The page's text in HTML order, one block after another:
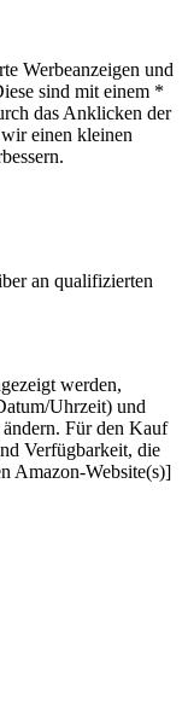
Werbeanzeigen und
sind mit einem *
das Anklicken der
einen kleinen
an qualifizierten
werden,
Uhrzeit) und
Für den Kauf
Verfügbarkeit, die
Amazon-Website(s)]